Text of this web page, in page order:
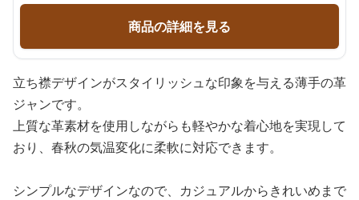
商品の詳細を見る
立ち襟デザインがスタイリッシュな印象を与える薄手の革
ジャンです。
上質な革素材を使用しながらも軽やかな着心地を実現して
おり、春秋の気温変化に柔軟に対応できます。
シンプルなデザインなので、カジュアルからきれいめまで